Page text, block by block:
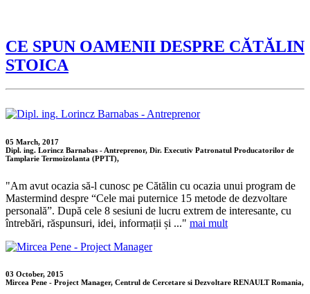
CE SPUN OAMENII DESPRE CĂTĂLIN
STOICA
05 March, 2017
Dipl. ing. Lorincz Barnabas - Antreprenor, Dir. Executiv Patronatul Producatorilor de
Tamplarie Termoizolanta (PPTT),
"Am avut ocazia să-l cunosc pe Cătălin cu ocazia unui program de
Mastermind despre “Cele mai puternice 15 metode de dezvoltare
personală”. După cele 8 sesiuni de lucru extrem de interesante, cu
întrebări, răspunsuri, idei, informații și ..." mai mult
03 October, 2015
Mircea Pene - Project Manager, Centrul de Cercetare si Dezvoltare RENAULT Romania,